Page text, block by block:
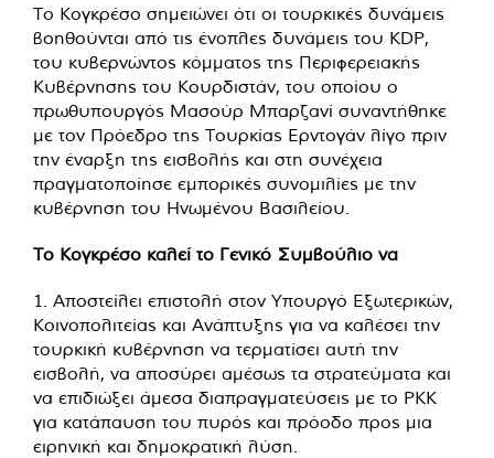
Το Κογκρέσο σημειώνει ότι οι τουρκικές δυνάμεις
βοηθούνται από τις ένοπλες δυνάμεις του KDP,
του κυβερνώντος κόμματος της Περιφερειακής
Κυβέρνησης του Κουρδιστάν, του οποίου ο
πρωθυπουργός Μασούρ Μπαρζανί συναντήθηκε
με τον Πρόεδρο της Τουρκίας Ερντογάν λίγο πριν
την έναρξη της εισβολής και στη συνέχεια
πραγματοποίησε εμπορικές συνομιλίες με την
κυβέρνηση του Ηνωμένου Βασιλείου.
Το Κογκρέσο καλεί το Γενικό Συμβούλιο να
1. Αποστείλει επιστολή στον Υπουργό Εξωτερικών,
Κοινοπολιτείας και Ανάπτυξης για να καλέσει την
τουρκική κυβέρνηση να τερματίσει αυτή την
εισβολή, να αποσύρει αμέσως τα στρατεύματα και
να επιδιώξει άμεσα διαπραγματεύσεις με το PKK
για κατάπαυση του πυρός και πρόοδο προς μια
ειρηνική και δημοκρατική λύση.